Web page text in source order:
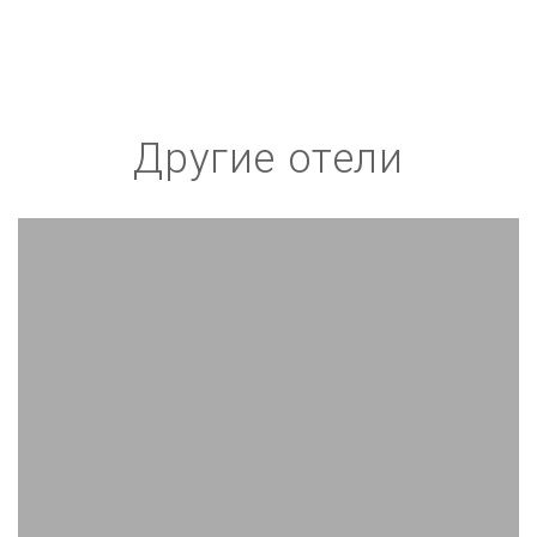
Другие отели